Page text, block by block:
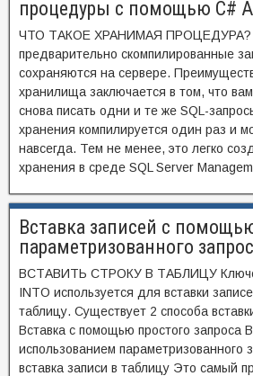
процедуры с помощью C#
ЧТО ТАКОЕ ХРАНИМАЯ ПРОЦЕДУРА?
предварительно скомпилированные
сохраняются на сервере.
хранилища заключается в том, что
снова писать одни и те же SQL-
хранения компилируется один раз и
навсегда. Тем не менее, это легко
хранения в среде SQL Server
Вставка записей с
параметризованного
ВСТАВИТЬ СТРОКУ В ТАБЛИЦУ
INTO используется для вставки
таблицу. Существует 2 способа
Вставка с помощью простого запроса
использованием параметризованного
вставка записи в таблицу Это самый